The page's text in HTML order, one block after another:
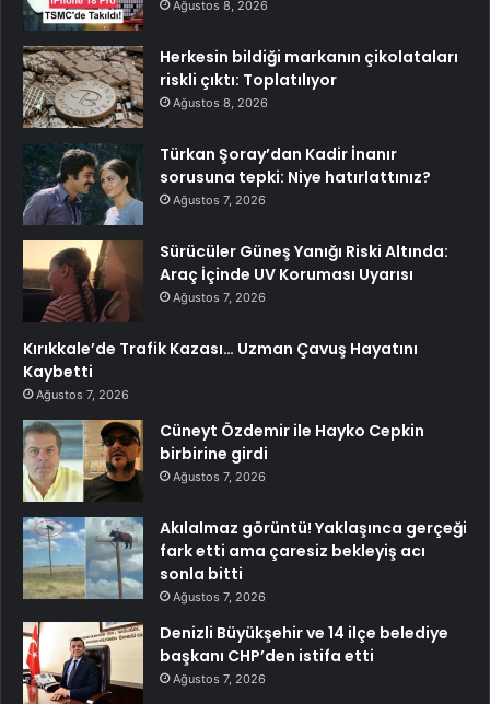
Ağustos 8, 2026
Herkesin bildiği markanın çikolataları
riskli çıktı: Toplatılıyor
Ağustos 8, 2026
Türkan Şoray’dan Kadir İnanır
sorusuna tepki: Niye hatırlattınız?
Ağustos 7, 2026
Sürücüler Güneş Yanığı Riski Altında:
Araç İçinde UV Koruması Uyarısı
Ağustos 7, 2026
Kırıkkale’de Trafik Kazası… Uzman Çavuş Hayatını
Kaybetti
Ağustos 7, 2026
Cüneyt Özdemir ile Hayko Cepkin
birbirine girdi
Ağustos 7, 2026
Akılalmaz görüntü! Yaklaşınca gerçeği
fark etti ama çaresiz bekleyiş acı
sonla bitti
Ağustos 7, 2026
Denizli Büyükşehir ve 14 ilçe belediye
başkanı CHP’den istifa etti
Ağustos 7, 2026